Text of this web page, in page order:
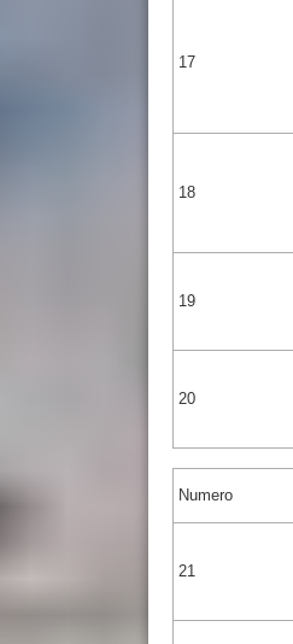
17
18
19
20
Numero
21